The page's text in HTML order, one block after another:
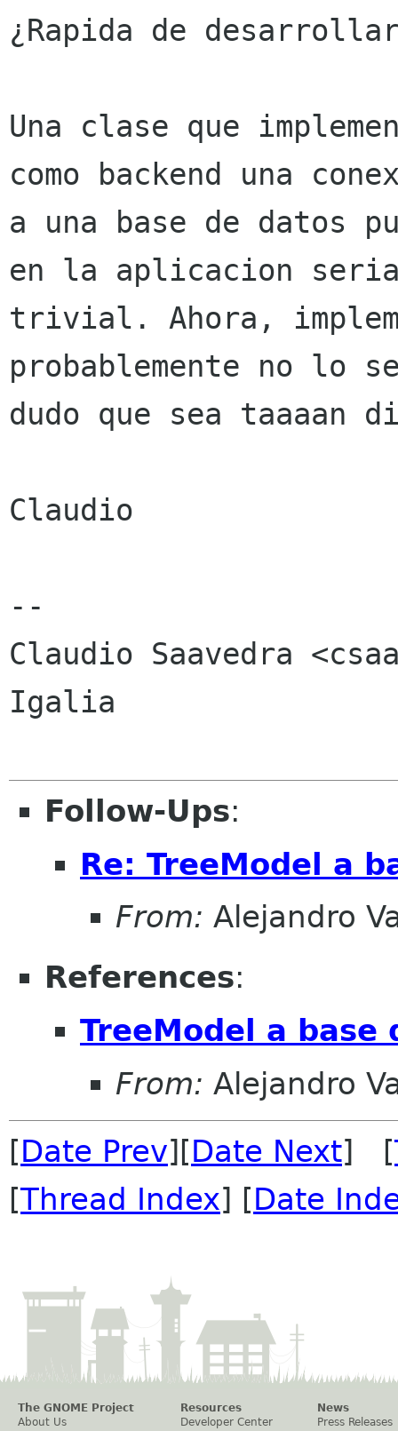
¿Rapida de
Una clase que
como backend una
a una base de datos
en la aplicacion
trivial. Ahora,
probablemente no lo
dudo que sea taaaan
Claudio
--
Claudio Saavedra
Igalia
Follow-Ups:
Re: TreeModel a
From: Alejandro
References:
TreeModel a base
From: Alejandro
[Date Prev][Date Next] [
[Thread Index] [Date
The GNOME Project
About Us
Resources
Developer Center
News
Press Releases